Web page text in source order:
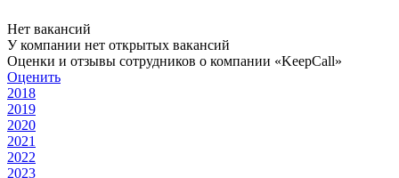
Нет вакансий
У компании нет открытых вакансий
Оценки и отзывы сотрудников о компании «KeepCall»
Оценить
2018
2019
2020
2021
2022
2023